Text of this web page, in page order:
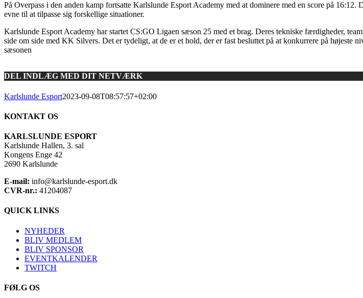
På Overpass i den anden kamp fortsatte Karlslunde Esport Academy med at dominere med en score på
evne til at tilpasse sig forskellige situationer.
Karlslunde Esport Academy har startet CS:GO Ligaen sæson 25 med et brag. Deres tekniske færdigheder,
side om side med KK Silvers. Det er tydeligt, at de er et hold, der er fast besluttet på at konkurrere på højeste
sæsonen
DEL INDLÆG MED DIT NETVÆRK
Karlslunde Esport2023-09-08T08:57:57+02:00
KONTAKT OS
KARLSLUNDE ESPORT
Karlslunde Hallen, 3. sal
Kongens Enge 42
2690 Karlslunde
E-mail: info@karlslunde-esport.dk
CVR-nr.: 41204087
QUICK LINKS
NYHEDER
BLIV MEDLEM
BLIV SPONSOR
EVENTKALENDER
TWITCH
FØLG OS